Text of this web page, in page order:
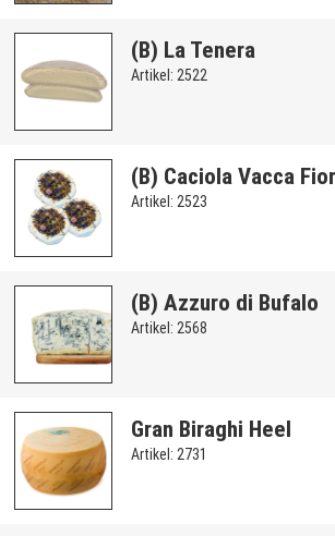
(B) La Tenera
Artikel: 2522
(B) Caciola Vacca
Artikel: 2523
(B) Azzuro di Bufalo
Artikel: 2568
Gran Biraghi Heel
Artikel: 2731